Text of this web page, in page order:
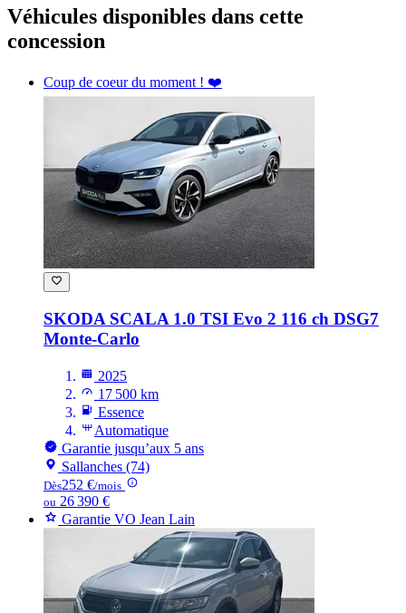
Véhicules disponibles dans cette
concession
Coup de coeur du moment ! ❤️
SKODA SCALA 1.0 TSI Evo 2 116 ch DSG7
Monte-Carlo
2025
17 500 km
Essence
Automatique
Garantie jusqu’aux 5 ans
Sallanches (74)
Dès252 €/mois
ou 26 390 €
Garantie VO Jean Lain